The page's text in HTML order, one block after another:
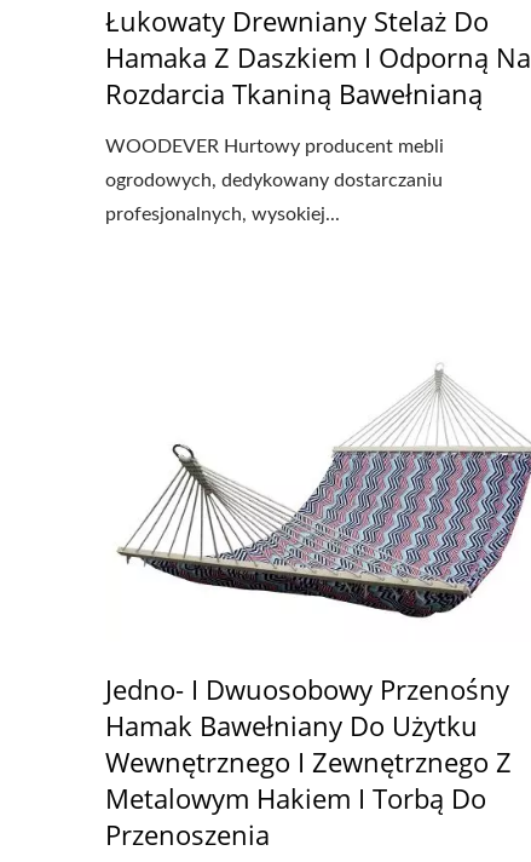
Łukowaty Drewniany Stelaż Do
Hamaka Z Daszkiem I Odporną Na
Rozdarcia Tkaniną Bawełnianą
WOODEVER Hurtowy producent mebli
ogrodowych, dedykowany dostarczaniu
profesjonalnych, wysokiej...
Jedno- I Dwuosobowy Przenośny
Hamak Bawełniany Do Użytku
Wewnętrznego I Zewnętrznego Z
Metalowym Hakiem I Torbą Do
Przenoszenia